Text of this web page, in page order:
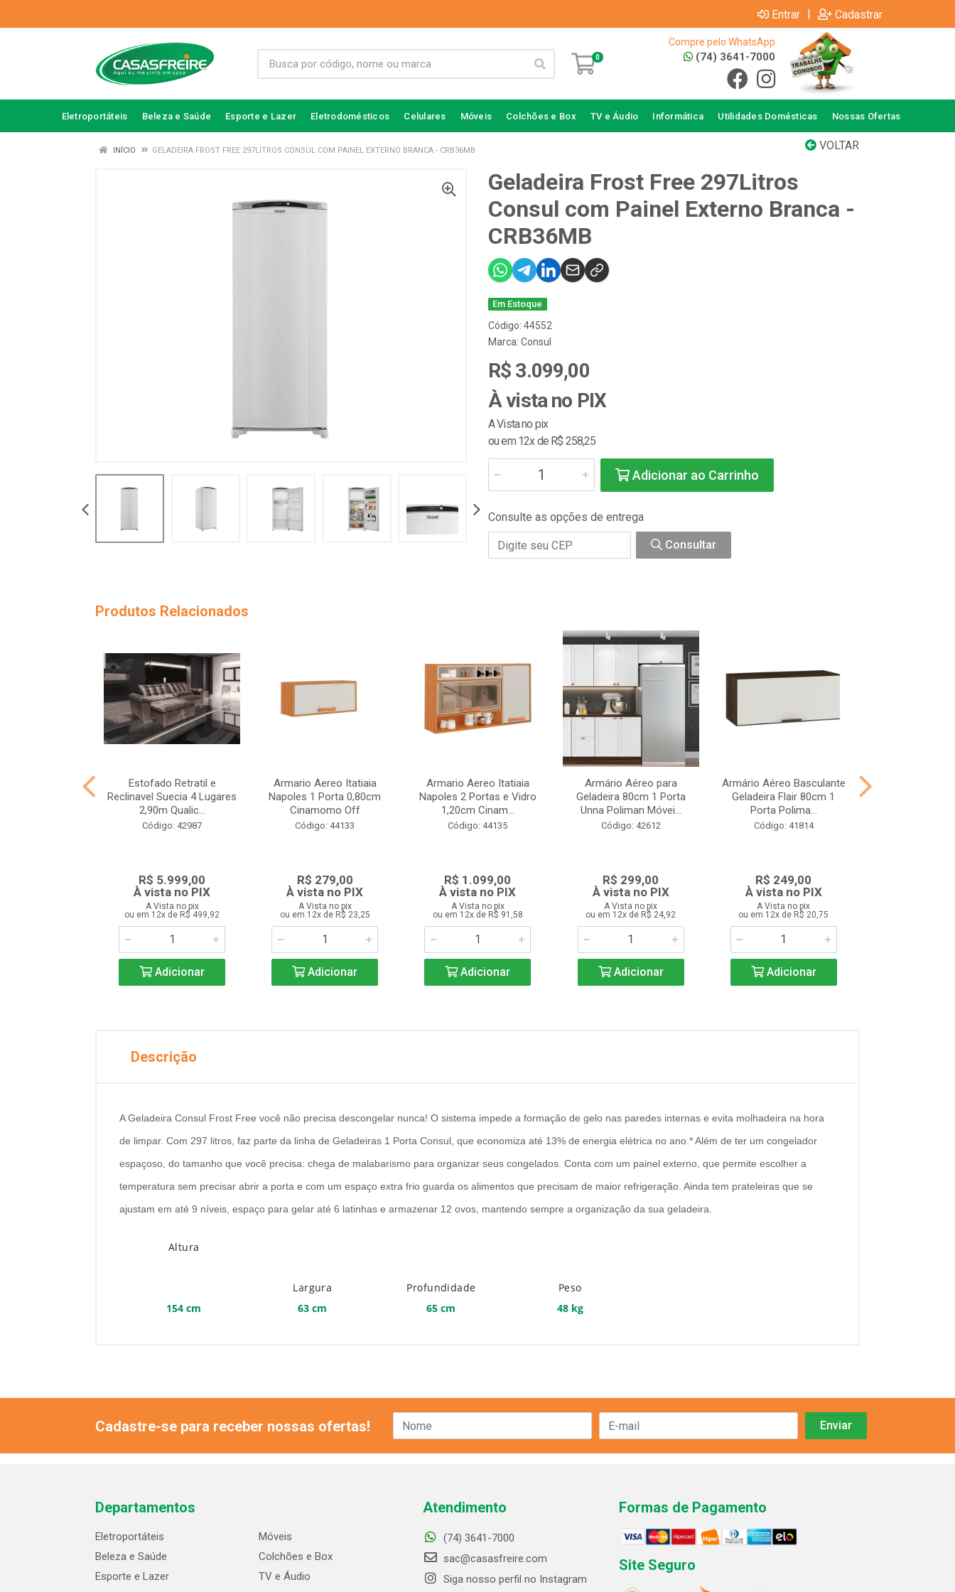
Entrar | Cadastrar
0
Compre pelo WhatsApp
(74) 3641-7000
Eletroportáteis Beleza e Saúde Esporte e Lazer Eletrodomésticos Celulares Móveis Colchões e Box TV e Áudio Informática Utilidades Domésticas Nossas Ofertas
VOLTAR
INÍCIO GELADEIRA FROST FREE 297LITROS CONSUL COM PAINEL EXTERNO BRANCA - CRB36MB
Geladeira Frost Free 297Litros
Consul com Painel Externo Branca -
CRB36MB
Em Estoque
Código: 44552
Marca: Consul
R$ 3.099,00
À vista no PIX
A Vista no pix
ou em 12x de R$ 258,25
Adicionar ao Carrinho
Consulte as opções de entrega
Consultar
Produtos Relacionados
Bene Casa
Estofado Retratil e
Reclinavel Suecia 4 Lugares
2,90m Qualic...
Código: 42987
R$ 5.999,00
À vista no PIX
A Vista no pix
ou em 12x de R$ 499,92
Adicionar
Armario Aereo Itatiaia
Napoles 1 Porta 0,80cm
Cinamomo Off
Código: 44133
R$ 279,00
À vista no PIX
A Vista no pix
ou em 12x de R$ 23,25
Adicionar
Armario Aereo Itatiaia
Napoles 2 Portas e Vidro
1,20cm Cinam...
Código: 44135
R$ 1.099,00
À vista no PIX
A Vista no pix
ou em 12x de R$ 91,58
Adicionar
Armário Aéreo para
Geladeira 80cm 1 Porta
Unna Poliman Móvei...
Código: 42612
R$ 299,00
À vista no PIX
A Vista no pix
ou em 12x de R$ 24,92
Adicionar
Armário Aéreo Basculante
Geladeira Flair 80cm 1
Porta Polima...
Código: 41814
R$ 249,00
À vista no PIX
A Vista no pix
ou em 12x de R$ 20,75
Adicionar
Descrição
A Geladeira Consul Frost Free você não precisa descongelar nunca! O sistema impede a formação de gelo nas paredes internas e evita molhadeira na hora
de limpar. Com 297 litros, faz parte da linha de Geladeiras 1 Porta Consul, que economiza até 13% de energia elétrica no ano.* Além de ter um congelador
espaçoso, do tamanho que você precisa: chega de malabarismo para organizar seus congelados. Conta com um painel externo, que permite escolher a
temperatura sem precisar abrir a porta e com um espaço extra frio guarda os alimentos que precisam de maior refrigeração. Ainda tem prateleiras que se
ajustam em até 9 níveis, espaço para gelar até 6 latinhas e armazenar 12 ovos, mantendo sempre a organização da sua geladeira.
Altura
154 cm
Largura
63 cm
Profundidade
65 cm
Peso
48 kg
Cadastre-se para receber nossas ofertas!
Departamentos
Eletroportáteis
Beleza e Saúde
Esporte e Lazer
Móveis
Colchões e Box
TV e Áudio
Atendimento
(74) 3641-7000
sac@casasfreire.com
Siga nosso perfil no Instagram
Formas de Pagamento
Site Seguro